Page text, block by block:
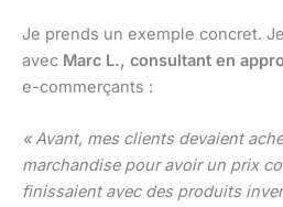
Je prends un exemple concret.
avec Marc L., consultant en
e-commerçants :
« Avant, mes clients devaient
marchandise pour avoir un prix
finissaient avec des produits